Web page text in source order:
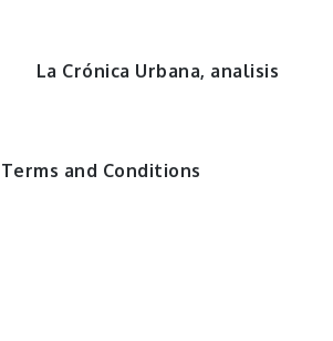
La Crónica Urbana, analisis
Terms and Conditions